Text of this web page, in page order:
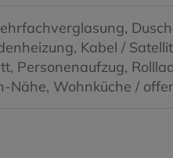
Kabel /
Personenaufzug
Nähe Wohnküche /